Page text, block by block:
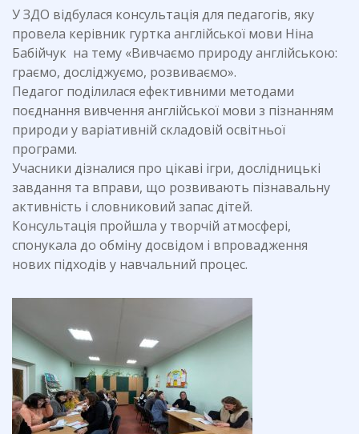
У ЗДО відбулася консультація для педагогів, яку
провела керівник гуртка англійської мови Ніна
Бабійчук на тему «Вивчаємо природу англійською:
граємо, досліджуємо, розвиваємо».
Педагог поділилася ефективними методами
поєднання вивчення англійської мови з пізнанням
природи у варіативній складовій освітньої
програми.
Учасники дізналися про цікаві ігри, дослідницькі
завдання та вправи, що розвивають пізнавальну
активність і словниковий запас дітей.
Консультація пройшла у творчій атмосфері,
спонукала до обміну досвідом і впровадження
нових підходів у навчальний процес.